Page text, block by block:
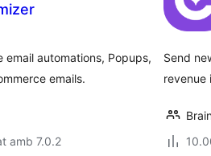
automations, Popups,
emails.
amb 7.0.2
Send
revenue